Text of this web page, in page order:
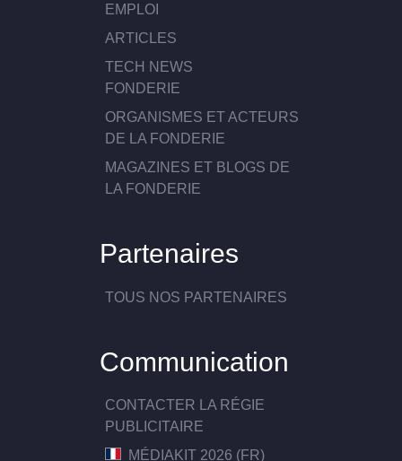
EMPLOI
ARTICLES
TECH NEWS
FONDERIE
ORGANISMES ET ACTEURS
DE LA FONDERIE
MAGAZINES ET BLOGS DE
LA FONDERIE
Partenaires
TOUS NOS PARTENAIRES
Communication
CONTACTER LA RÉGIE
PUBLICITAIRE
MÉDIAKIT 2026 (FR)